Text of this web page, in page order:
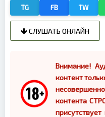
TG FB TW
СЛУШАТЬ ОНЛАЙН
Внимание!
контент
контента